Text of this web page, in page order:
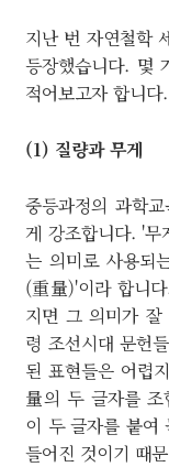
지난 번 자연철학
등장했습니다. 몇
적어보고자 합니다.
(1) 질량과 무게
중등과정의 과학
게 강조합니다. '무
는 의미로 사용되
(重量)'이라 합니
지면 그 의미가 잘
령 조선시대 문헌
된 표현들은 어렵
量의 두 글자를 조
이 두 글자를 붙여
들어진 것이기 때